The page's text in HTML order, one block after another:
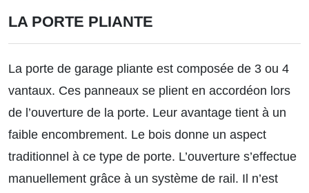
LA PORTE PLIANTE
La porte de garage pliante est composée de 3 ou 4
vantaux. Ces panneaux se plient en accordéon lors
de l’ouverture de la porte. Leur avantage tient à un
faible encombrement. Le bois donne un aspect
traditionnel à ce type de porte. L’ouverture s’effectue
manuellement grâce à un système de rail. Il n’est